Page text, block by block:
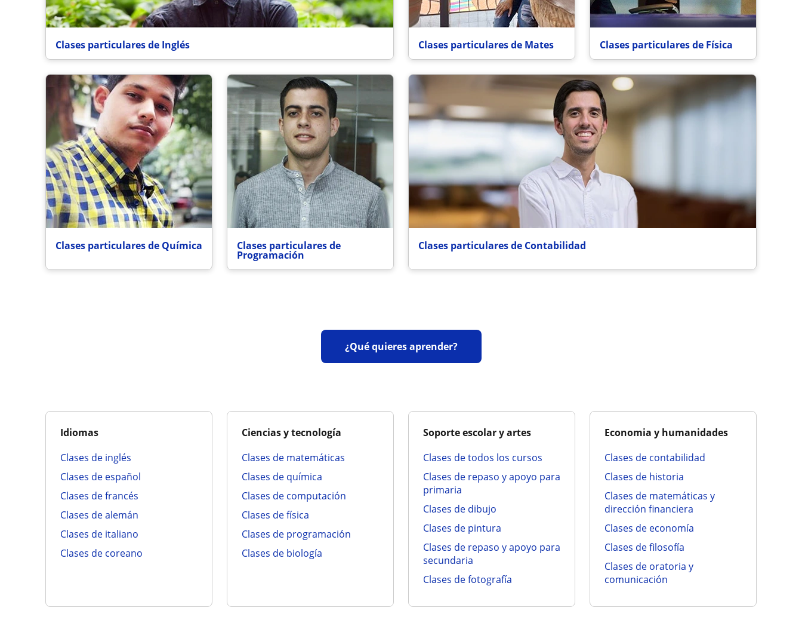
Clases particulares de Inglés Clases particulares de Mates Clases particulares de Física
Clases particulares de Química Clases particulares de
Programación
Clases particulares de Contabilidad
¿Qué quieres aprender?
Idiomas
clases de inglés
clases de español
clases de francés
clases de alemán
clases de italiano
clases de coreano
Ciencias y tecnología
clases de matemáticas
clases de química
clases de computación
clases de física
clases de programación
clases de biología
Soporte escolar y artes
clases de todos los cursos
clases de repaso y apoyo para
primaria
clases de dibujo
clases de pintura
clases de repaso y apoyo para
secundaria
clases de fotografía
Economia y humanidades
clases de contabilidad
clases de historia
clases de matemáticas y
dirección financiera
clases de economía
clases de filosofía
clases de oratoria y
comunicación